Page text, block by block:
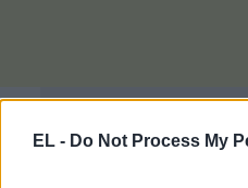
EL - Do Not Process My